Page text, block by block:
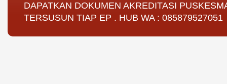
DAPATKAN DOKUMEN AKREDITASI
TERSUSUN TIAP EP . HUB WA : 085879527051